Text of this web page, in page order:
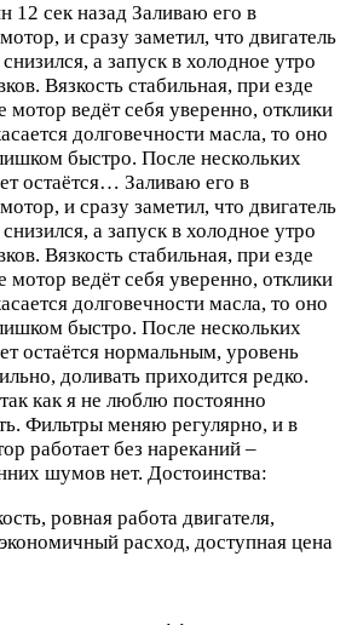
12 сек назад Заливаю его в
и сразу заметил, что двигатель
а запуск в холодное утро
Вязкость стабильная, при езде
мотор ведёт себя уверенно, отклики
долговечности масла, то оно
быстро. После нескольких
остаётся… Заливаю его в
и сразу заметил, что двигатель
а запуск в холодное утро
Вязкость стабильная, при езде
мотор ведёт себя уверенно, отклики
долговечности масла, то оно
быстро. После нескольких
остаётся нормальным, уровень
доливать приходится редко.
как я не люблю постоянно
Фильтры меняю регулярно, и в
работает без нареканий –
шумов нет. Достоинства:
ровная работа двигателя,
расход, доступная цена